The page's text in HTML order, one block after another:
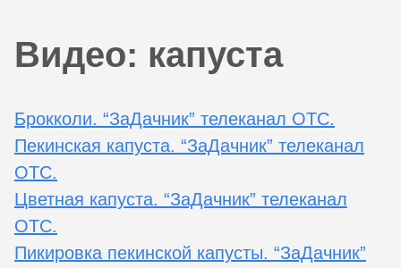
Видео: капуста
Брокколи. “ЗаДачник” телеканал ОТС.
Пекинская капуста. “ЗаДачник” телеканал
ОТС.
Цветная капуста. “ЗаДачник” телеканал
ОТС.
Пикировка пекинской капусты. “ЗаДачник”